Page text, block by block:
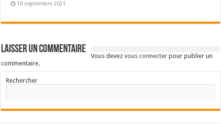
10 septembre 2021
Laisser un commentaire
Vous devezvous connecter pour publier un
commentaire.
Rechercher